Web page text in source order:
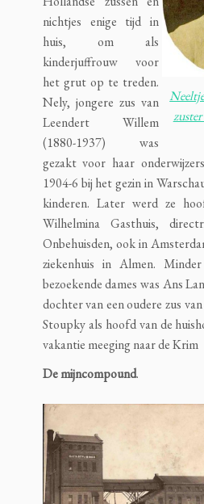
nichtjes enige tijd in
huis, om als
kinderjuffrouw voor
het grut op te treden.
Nely, jongere zus van
Leendert Willem
(1880-1937) was
gezakt voor haar
1904-6 bij het gezin in
kinderen. Later werd ze
Wilhelmina Gasthuis,
Onbehuisden, ook in
ziekenhuis in Almen.
bezoekende dames was Ans
dochter van een oudere zus
Stoupky als hoofd van de
vakantie meeging naar de Krim
Demijncompound.